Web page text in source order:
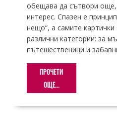
обещава да сътвори още,
интерес. Спазен е
нещо“, а самите картички
различни категории: за
пътешественици и
ПРОЧЕТИ
ОЩЕ...